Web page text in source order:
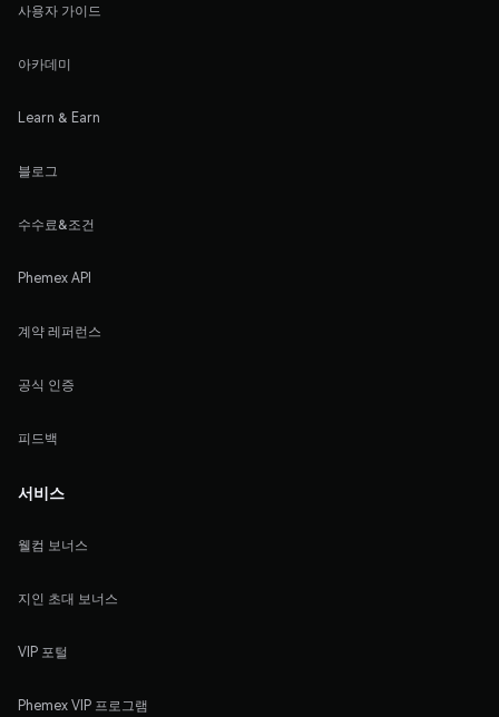
사용자 가이드
아카데미
Learn & Earn
블로그
수수료&조건
Phemex API
계약 레퍼런스
공식 인증
피드백
서비스
웰컴 보너스
지인 초대 보너스
VIP 포털
Phemex VIP 프로그램